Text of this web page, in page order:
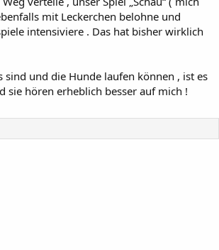
mit Leckerchen belohne und
intensiviere . Das hat bisher wirklich
sind und die Hunde laufen können , ist es
sie hören erheblich besser auf mich !